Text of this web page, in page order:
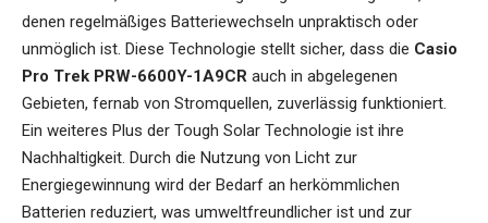
denen regelmäßiges Batteriewechseln unpraktisch oder
unmöglich ist. Diese Technologie stellt sicher, dass die Casio
Pro Trek PRW-6600Y-1A9CR auch in abgelegenen
Gebieten, fernab von Stromquellen, zuverlässig funktioniert.
Ein weiteres Plus der Tough Solar Technologie ist ihre
Nachhaltigkeit. Durch die Nutzung von Licht zur
Energiegewinnung wird der Bedarf an herkömmlichen
Batterien reduziert, was umweltfreundlicher ist und zur